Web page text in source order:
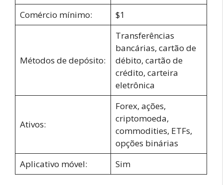
Comércio mínimo: $1
Métodos de depósito:
Transferências
bancárias, cartão de
débito, cartão de
crédito, carteira
eletrônica
Ativos:
Forex, ações,
criptomoeda,
commodities, ETFs,
opções binárias
Aplicativo móvel:
Sim